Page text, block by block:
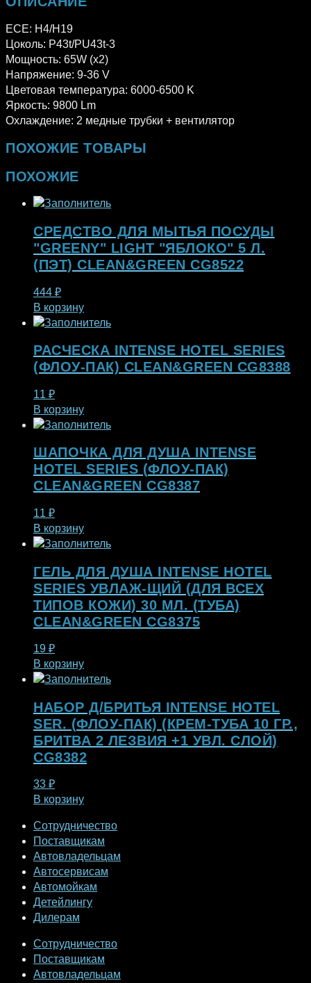
ECE: H4/H19
Цоколь: P43t/PU43t-3
Мощность: 65W (х2)
Напряжение: 9-36 V
Цветовая температура: 6000-6500 K
Яркость: 9800 Lm
Охлаждение: 2 медные трубки + вентилятор
ПОХОЖИЕ ТОВАРЫ
ПОХОЖИЕ
СРЕДСТВО ДЛЯ МЫТЬЯ ПОСУДЫ
"GREENY" LIGHT "ЯБЛОКО" 5 Л.
(ПЭТ) CLEAN&GREEN CG8522
444 ₽
В корзину
РАСЧЕСКА INTENSE HOTEL SERIES
(ФЛОУ-ПАК) CLEAN&GREEN CG8388
11 ₽
В корзину
ШАПОЧКА ДЛЯ ДУША INTENSE
HOTEL SERIES (ФЛОУ-ПАК)
CLEAN&GREEN CG8387
11 ₽
В корзину
ГЕЛЬ ДЛЯ ДУША INTENSE HOTEL
SERIES УВЛАЖ-ЩИЙ (ДЛЯ ВСЕХ
ТИПОВ КОЖИ) 30 МЛ. (ТУБА)
CLEAN&GREEN CG8375
19 ₽
В корзину
НАБОР Д/БРИТЬЯ INTENSE HOTEL
SER. (ФЛОУ-ПАК) (КРЕМ-ТУБА 10 ГР.,
БРИТВА 2 ЛЕЗВИЯ +1 УВЛ. СЛОЙ)
CG8382
33 ₽
В корзину
Сотрудничество
Поставщикам
Автовладельцам
Автосервисам
Автомойкам
Детейлингу
Дилерам
Сотрудничество
Поставщикам
Автовладельцам